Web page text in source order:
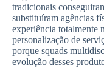
tradicionais
substituíram agências
experiência totalmente
personalização de
porque squads
evolução desses